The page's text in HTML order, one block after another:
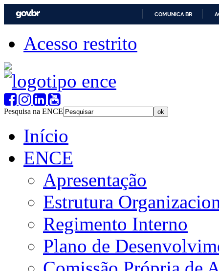
COMUNICA BR
Acesso restrito
Pesquisa na ENCE
Início
ENCE
Apresentação
Estrutura
Regimento Interno
Plano de